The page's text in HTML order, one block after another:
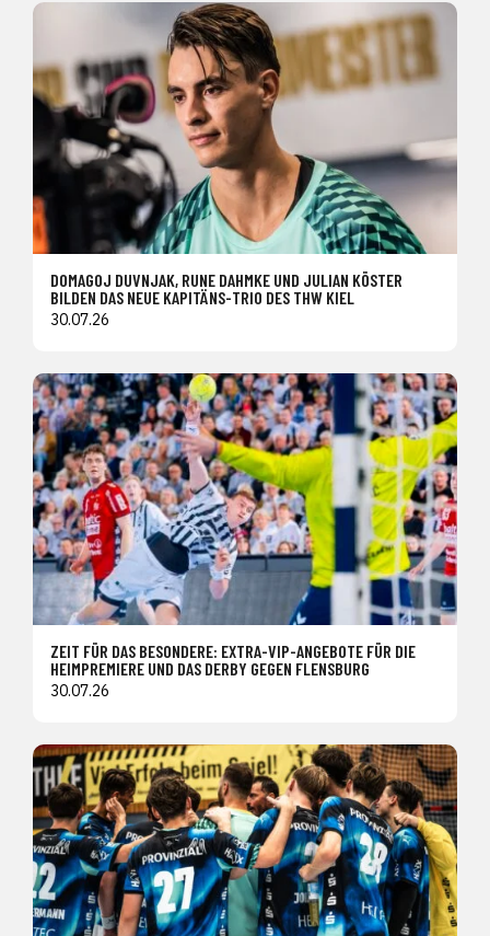
DOMAGOJ DUVNJAK, RUNE DAHMKE UND JULIAN KÖSTER
BILDEN DAS NEUE KAPITÄNS-TRIO DES THW KIEL
30.07.26
ZEIT FÜR DAS BESONDERE: EXTRA-VIP-ANGEBOTE FÜR DIE
HEIMPREMIERE UND DAS DERBY GEGEN FLENSBURG
30.07.26